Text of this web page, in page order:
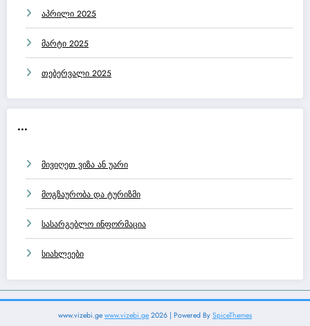
აპრილი 2025
მარტი 2025
თებერვალი 2025
...
მივიღეთ ვიზა ან უარი
მოგზაურობა და ტურიზმი
სასარგებლო ინფორმაცია
სიახლეები
www.vizebi.ge www.vizebi.ge 2026 | Powered By SpiceThemes